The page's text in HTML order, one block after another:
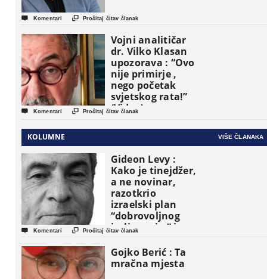
 Komentari  Pročitaj čitav članak
Vojni analitičar
dr. Vilko Klasan
upozorava : “Ovo
nije primirje ,
nego početak
svjetskog rata!”
(Video)
 Komentari  Pročitaj čitav članak
KOLUMNE VIŠE ČLANAKA
Gideon Levy :
Kako je tinejdžer,
a ne novinar,
razotkrio
izraelski plan
“dobrovoljnog
iseljavanja ” iz
Gaze
 Komentari  Pročitaj čitav članak
Gojko Berić : Ta
mračna mjesta